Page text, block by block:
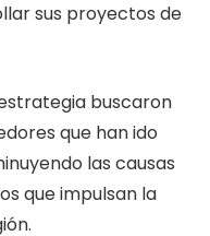
sus proyectos de
buscaron
que han ido
las causas
que impulsan la